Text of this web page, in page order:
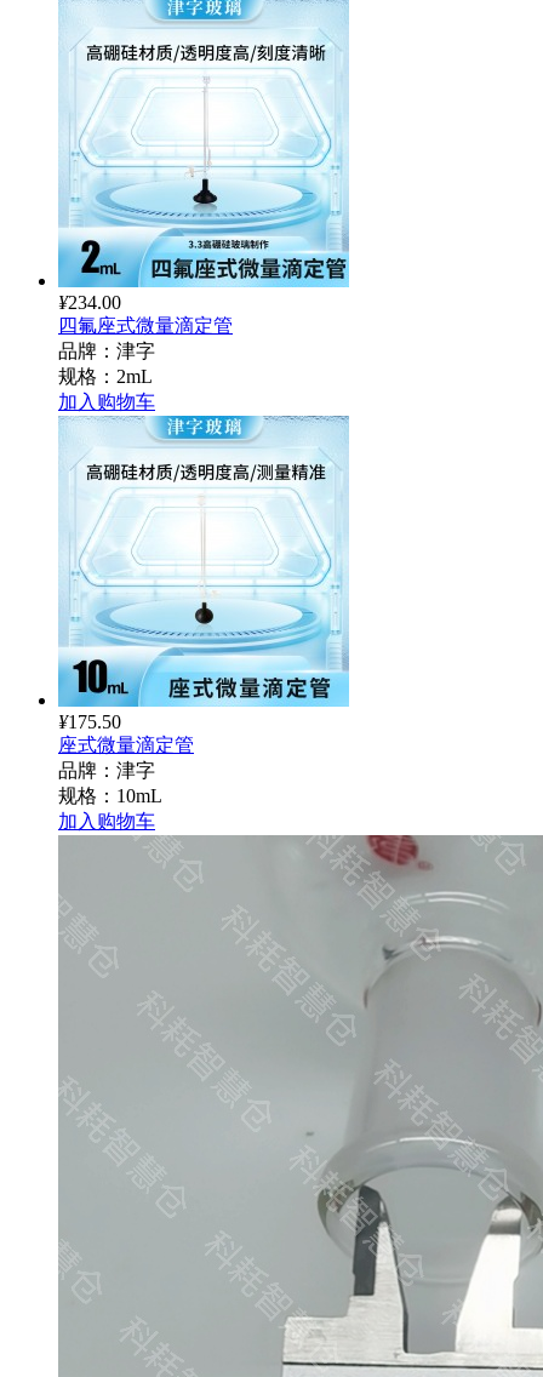
¥234.00
四氟座式微量滴定管
品牌：津字
规格：2mL
加入购物车
¥175.50
座式微量滴定管
品牌：津字
规格：10mL
加入购物车